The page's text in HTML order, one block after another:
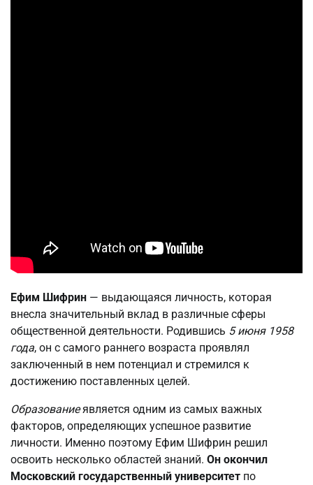
Ефим Шифрин — выдающаяся личность, которая
внесла значительный вклад в различные сферы
общественной деятельности. Родившись 5 июня 1958
года, он с самого раннего возраста проявлял
заключенный в нем потенциал и стремился к
достижению поставленных целей.
Образованиеявляется одним из самых важных
факторов, определяющих успешное развитие
личности. Именно поэтому Ефим Шифрин решил
освоить несколько областей знаний. Он окончил
Московский государственный университет по